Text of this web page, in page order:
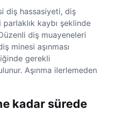
diş hassasiyeti, diş
parlaklık kaybı şeklinde
diş muayeneleri
minesi aşınması
gerekli
Aşınma ilerlemeden
kadar sürede